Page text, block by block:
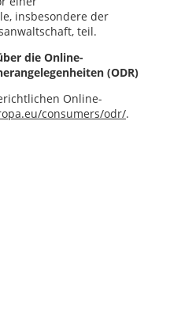
insbesondere der
teil.
die Online-
(ODR)
Online-
consumers/odr/.